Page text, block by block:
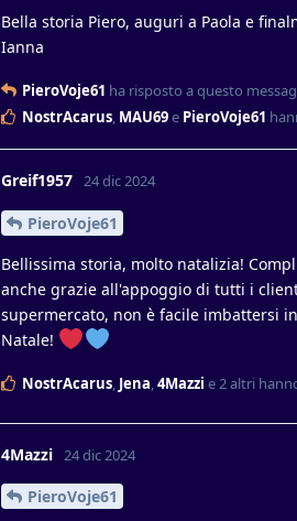
Bella storia Piero, auguri a Paola e
Ianna
PieroVoje61 ha risposto a questo
NostrAcarus, MAU69e PieroVoje61
Greif1957 24 dic 2024
PieroVoje61
Bellissima storia, molto natalizia!
anche grazie all'appoggio di tutti i
supermercato, non è facile imbattersi
Natale!
NostrAcarus Jena 4Mazzi e 2altri
4Mazzi 24 dic 2024
PieroVoje61